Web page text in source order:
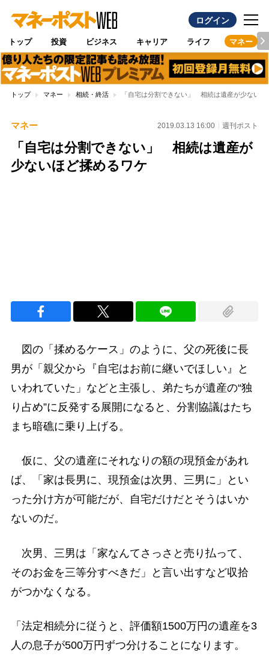
ログイン
トップ 投資 ビジネス キャリア ライフ マネー
トップ マネー 相続・終活 「自宅は分割できない」 相続は遺産が少ないほ
マネー 2019.03.13 16:00 週刊ポスト
「自宅は分割できない」 相続は遺産が
少ないほど揉めるワケ
図の「揉めるケース」のように、父の死後に長
男が「親父から『自宅はお前に継いでほしい』と
いわれていた」などと主張し、弟たちが遺産の“独
り占め”に反発する展開になると、分割協議はたち
まち暗礁に乗り上げる。
仮に、父の遺産にそれなりの額の現預金があれ
ば、「家は長男に、現預金は次男、三男に」とい
った分け方が可能だが、自宅だけだとそうはいか
ないのだ。
次男、三男は「家なんてさっさと売り払って、
そのお金を三等分すべきだ」と言い出すなど収拾
がつかなくなる。
「法定相続分に従うと、評価額1500万円の遺産を3
人の息子が500万円ずつ分けることになります。